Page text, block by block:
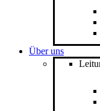
Über uns